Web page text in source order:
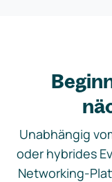
Unabhängig
oder hybrides
Networking-